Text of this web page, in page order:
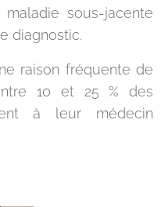
sous-jacente
diagnostic.
raison fréquente de
10 et 25 % des
à leur médecin